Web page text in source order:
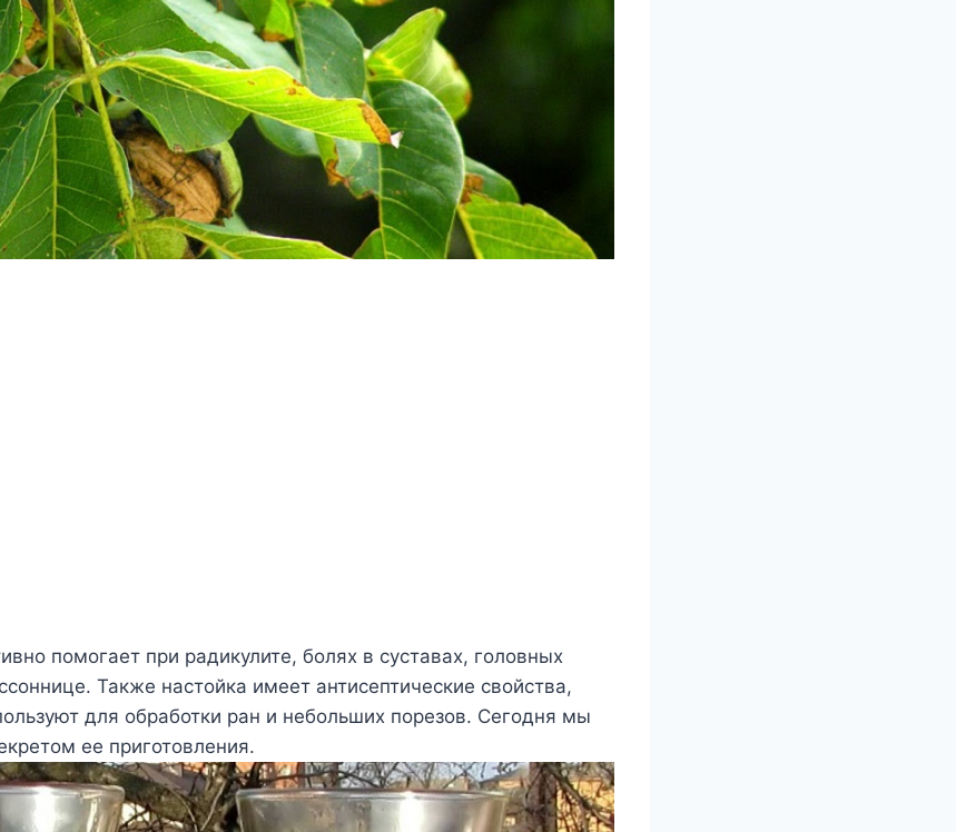
помогает при радикулите, болях в суставах, головных
Также настойка имеет антисептические свойства,
для обработки ран и небольших порезов. Сегодня мы
ее приготовления.